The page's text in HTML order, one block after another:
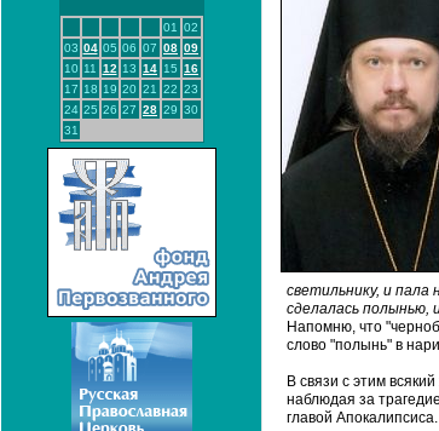
01
02
03 04 05 06 07 08 09
10 11 12 13 14 15 16
17 18 19 20 21 22 23
24 25 26 27 28 29 30
31
светильнику, и пала
сделалась полынью,
Напомню, что
слово "полынь" в
В связи с этим
наблюдая за
главой